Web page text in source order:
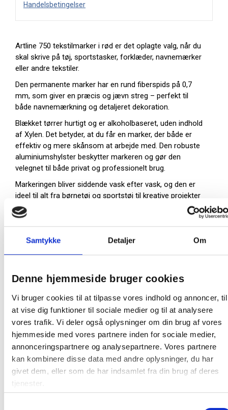
Samtykke Detaljer Om
Denne hjemmeside bruger cookies
Vi bruger cookies til at tilpasse vores indhold og annoncer, til
at vise dig funktioner til sociale medier og til at analysere
vores trafik. Vi deler også oplysninger om din brug af vores
hjemmeside med vores partnere inden for sociale medier,
annonceringspartnere og analysepartnere. Vores partnere
kan kombinere disse data med andre oplysninger, du har
givet dem, eller som de har indsamlet fra din brug af deres
tjenester.
Handelsbetingelser
Artline 750 tekstilmarker i rød er det oplagte valg, når du
skal skrive på tøj, sportstasker, forklæder, navnemærker
eller andre tekstiler.
Den permanente marker har en rund fiberspids på 0,7
mm, som giver en præcis og jævn streg – perfekt til
både navnemærkning og detaljeret dekoration.
Blækket tørrer hurtigt og er alkoholbaseret, uden indhold
af Xylen. Det betyder, at du får en marker, der både er
effektiv og mere skånsom at arbejde med. Den robuste
aluminiumshylster beskytter markeren og gør den
velegnet til både privat og professionelt brug.
Markeringen bliver siddende vask efter vask, og den er
ideel til alt fra børnetøj og sportstøj til kreative projekter
og arbejdsbeklædning. Klar til brug med det samme – og
holder længe.
Indeholder ikke Xylen
Velegnet til mærkning af tøj, sportstasker,
forklæder m.m.
Aluminiumshylster for øget holdbarhed
Skriften holder til gentagen vask
Farve: Rød